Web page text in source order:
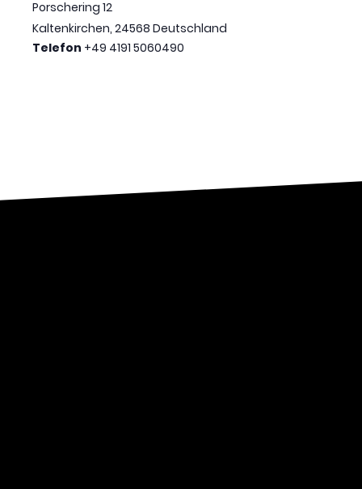
Porschering 12
Kaltenkirchen, 24568 Deutschland
Telefon +49 4191 5060490